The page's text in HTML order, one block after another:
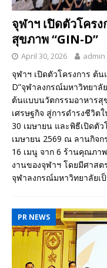
จุฬาฯ เปิดตัวโคร
สุขภาพ “GIN-D”
April 30, 2026 admin
จุฬาฯ เปิดตัวโครงการ ต้
D”จุฬาลงกรณ์มหาวิทยาลั
ต้นแบบนวัตกรรมอาหารสุ
เศรษฐกิจ สู่การดำรงชีวิต
30 เมษายน และพิธีเปิดตัว
เมษายน 2569 ณ ลานกิจ
16 เมนู จาก 6 ร้านคุณภา
งานของจุฬาฯ​ โดยมีศาสต
จุฬาลงกรณ์มหาวิทยาลัยเ
PR NEWS